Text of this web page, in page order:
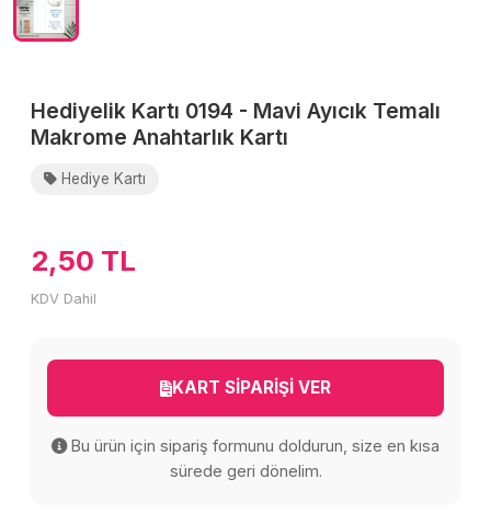
Hediyelik Kartı 0194 - Mavi Ayıcık Temalı
Makrome Anahtarlık Kartı
Hediye Kartı
2,50 TL
KDV Dahil
KART SİPARİŞİ VER
Bu ürün için sipariş formunu doldurun, size en kısa
sürede geri dönelim.